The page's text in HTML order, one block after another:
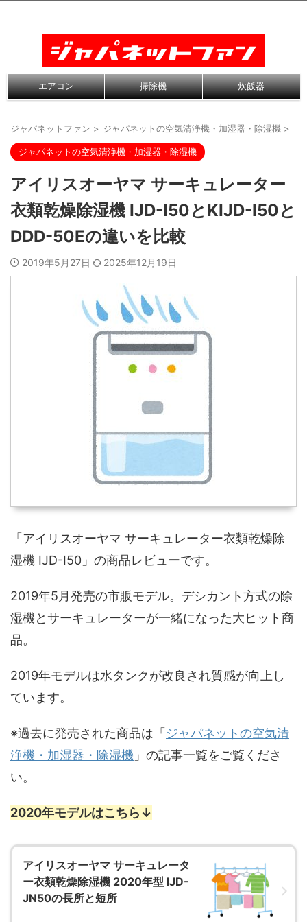
エアコン 掃除機 炊飯器
ジャパネットファン > ジャパネットの空気清浄機・加湿器・除湿機 >
ジャパネットの空気清浄機・加湿器・除湿機
アイリスオーヤマ サーキュレーター
衣類乾燥除湿機 IJD-I50とKIJD-I50と
DDD-50Eの違いを比較
2019年5月27日 2025年12月19日
「アイリスオーヤマ サーキュレーター衣類乾燥除
湿機 IJD-I50」の商品レビューです。
2019年5月発売の市販モデル。デシカント方式の除
湿機とサーキュレーターが一緒になった大ヒット商
品。
2019年モデルは水タンクが改良され質感が向上し
ています。
※過去に発売された商品は「 ジャパネットの空気清
浄機・加湿器・除湿機 」の記事一覧をご覧くださ
い。
2020年モデルはこちら↓
アイリスオーヤマ サーキュレータ
ー衣類乾燥除湿機 2020年型 IJD-
JN50の長所と短所